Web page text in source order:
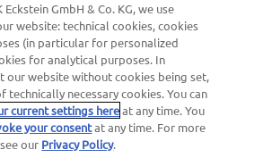
o UTA Edenred
Nota prawna i pliki cookies / Ochrona
Eckstein GmbH & Co. KG, we use
website: technical cookies, cookies
(in particular for personalized
for analytical purposes. In
our website without cookies being set,
necessary cookies. You can
current settings hereat any time. You
your consentat any time. For more
our Privacy Policy.